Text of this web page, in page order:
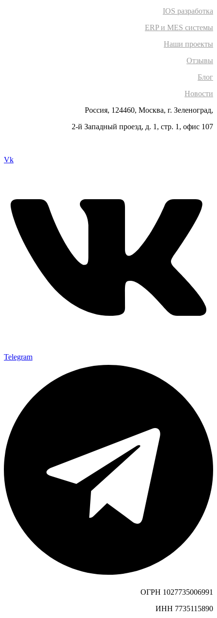
IOS разработка
ERP и MES системы
Наши проекты
Отзывы
Блог
Новости
Россия, 124460, Москва, г. Зеленоград,
2-й Западный проезд, д. 1, стр. 1, офис 107
Vk
Telegram
ОГРН 1027735006991
ИНН 7735115890